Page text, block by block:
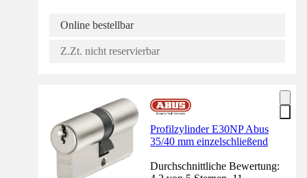
Online bestellbar
Z.Zt. nicht reservierbar
Profilzylinder E30NP Abus
35/40 mm einzelschließend
Durchschnittliche Bewertung: